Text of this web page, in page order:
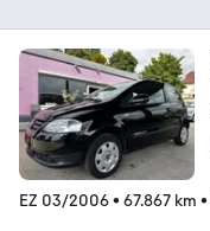
EZ 03/2006• 67.867 km •